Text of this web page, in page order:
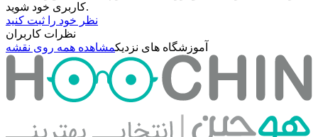
کاربری خود شوید.
نظر خود را ثبت کنید
نظرات کاربران
آموزشگاه های نزدیکمشاهده همه روی نقشه